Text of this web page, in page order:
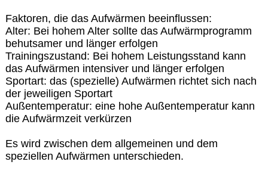
Faktoren, die das Aufwärmen beeinflussen:
Alter: Bei hohem Alter sollte das Aufwärmprogramm
behutsamer und länger erfolgen
Trainingszustand: Bei hohem Leistungsstand kann
das Aufwärmen intensiver und länger erfolgen
Sportart: das (spezielle) Aufwärmen richtet sich nach
der jeweiligen Sportart
Außentemperatur: eine hohe Außentemperatur kann
die Aufwärmzeit verkürzen
Es wird zwischen dem allgemeinen und dem
speziellen Aufwärmen unterschieden.